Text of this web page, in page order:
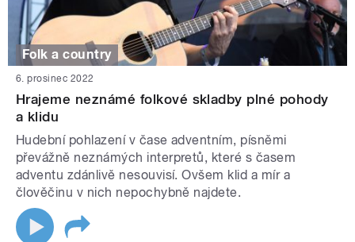
Folk a country
6. prosinec 2022
Hrajeme neznámé folkové skladby plné pohody
a klidu
Hudební pohlazení v čase adventním, písněmi
převážně neznámých interpretů, které s časem
adventu zdánlivě nesouvisí. Ovšem klid a mír a
člověčinu v nich nepochybně najdete.